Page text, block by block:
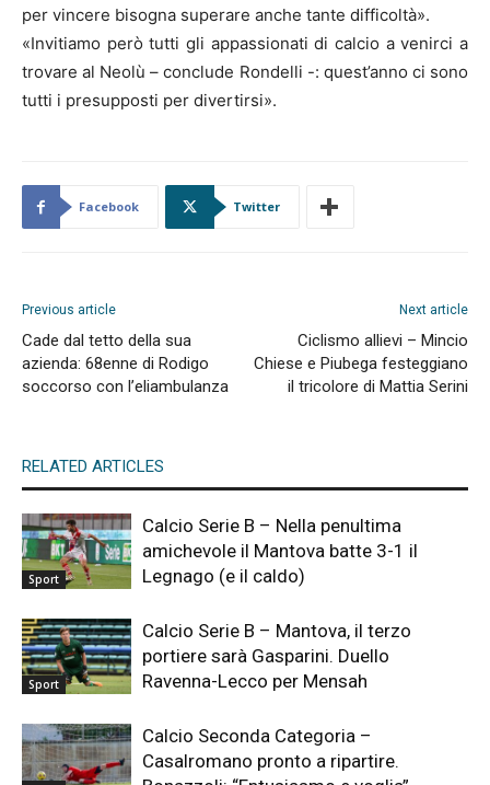
per vincere bisogna superare anche tante difficoltà».
«Invitiamo però tutti gli appassionati di calcio a venirci a
trovare al Neolù – conclude Rondelli -: quest’anno ci sono
tutti i presupposti per divertirsi».
Facebook Twitter
Previous article
Cade dal tetto della sua
azienda: 68enne di Rodigo
soccorso con l’eliambulanza
Next article
Ciclismo allievi – Mincio
Chiese e Piubega festeggiano
il tricolore di Mattia Serini
RELATED ARTICLES
Sport
Calcio Serie B – Nella penultima
amichevole il Mantova batte 3-1 il
Legnago (e il caldo)
Sport
Calcio Serie B – Mantova, il terzo
portiere sarà Gasparini. Duello
Ravenna-Lecco per Mensah
Calcio Seconda Categoria –
Casalromano pronto a ripartire.